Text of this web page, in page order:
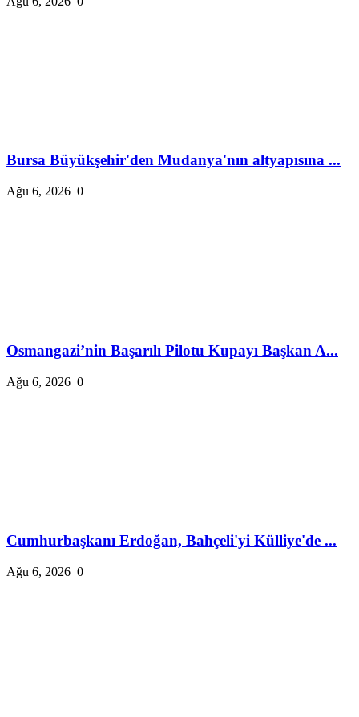
Bursa Büyükşehir'den Mudanya'nın altyapısına ...
Ağu 6, 2026 0
Osmangazi’nin Başarılı Pilotu Kupayı Başkan A...
Ağu 6, 2026 0
Cumhurbaşkanı Erdoğan, Bahçeli'yi Külliye'de ...
Ağu 6, 2026 0